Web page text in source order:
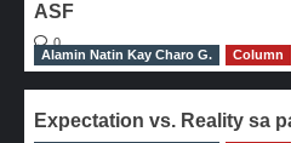
ASF
0
Alamin Natin Kay Charo G.
Column
Expectation vs. Reality sa